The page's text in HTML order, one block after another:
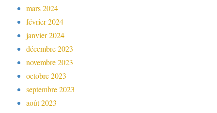
mars 2024
février 2024
janvier 2024
décembre 2023
novembre 2023
octobre 2023
septembre 2023
août 2023